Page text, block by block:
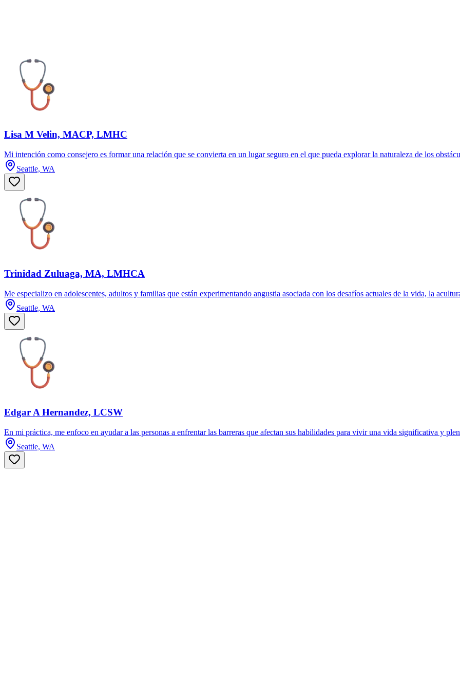
Lisa M Velin, MACP, LMHC
Mi intención como consejero es formar una relación que se convierta en un lugar seguro en el que pueda explorar la naturaleza de los
Seattle, WA
Trinidad Zuluaga, MA, LMHCA
Me especializo en adolescentes, adultos y familias que están experimentando angustia asociada con los desafíos actuales de la vida, la
Seattle, WA
Edgar A Hernandez, LCSW
En mi práctica, me enfoco en ayudar a las personas a enfrentar las barreras que afectan sus habilidades para vivir una vida significativa y
Seattle, WA